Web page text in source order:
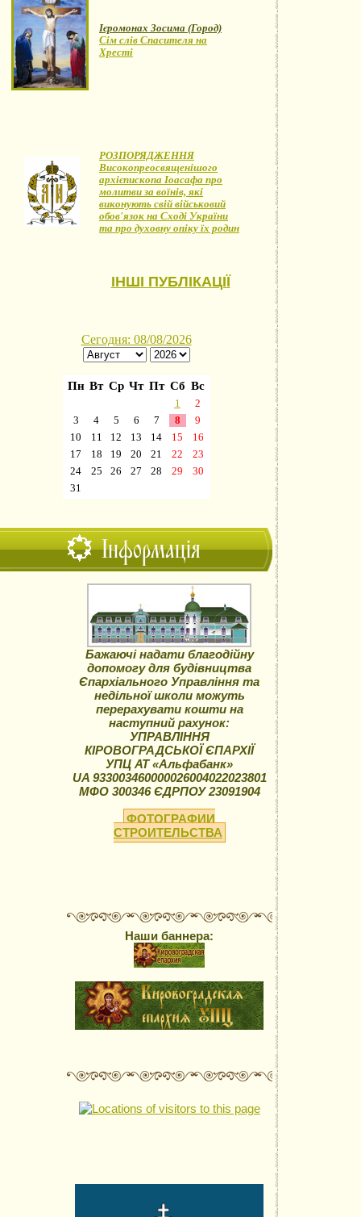
Ієромонах Зосима (Город)
Сім слів Спасителя на
Хресті
РОЗПОРЯДЖЕННЯ
Високопреосвященішого
архієпископа Іоасафа про
молитви за воїнів, які
виконують свій військовий
обов'язок на Сході України
та про духовну опіку їх родин
ІНШІ ПУБЛІКАЦІЇ
Інформація
Бажаючі надати благодійну
допомогу для будівництва
Єпархіального Управління та
недільної школи можуть
перерахувати кошти на
наступний рахунок:
УПРАВЛІННЯ
КІРОВОГРАДСЬКОЇ ЄПАРХІЇ
УПЦ АТ «Альфабанк»
UA 933003460000026004022023801
МФО 300346 ЄДРПОУ 23091904
ФОТОГРАФИИ
СТРОИТЕЛЬСТВА
Наши баннера: